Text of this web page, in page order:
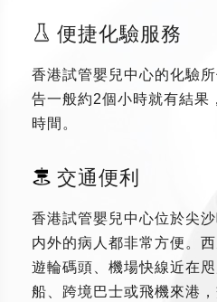
便捷化驗服務
香港試管嬰兒中心的化驗
告一般約2個小時就有結果
時間。
交通便利
香港試管嬰兒中心位於尖
内外的病人都非常方便。
遊輪碼頭、機場快線近在
船、跨境巴士或飛機來港，